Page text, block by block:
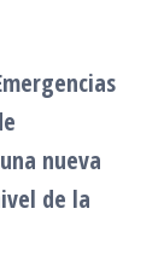
nueva
de la